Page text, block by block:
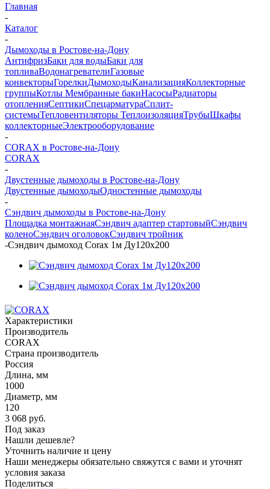
Главная
-
Каталог
-
Дымоходы в Ростове-на-Дону
АнтифризБаки для водыБаки для
топливаВодонагревателиГазовые
конвекторыГорелкиДымоходыКанализацияКоллекторные
группыКотлы Мембранные бакиНасосыРадиаторы
отопленияСептикиСпецарматураСплит-
системыТепловентиляторы ТеплоизоляцияТрубыШкафы
коллекторныеЭлектрооборудование
-
CORAX в Ростове-на-Дону
CORAX
-
Двустенные дымоходы в Ростове-на-Дону
Двустенные дымоходыОдностенные дымоходы
-
Сэндвич дымоходы в Ростове-на-Дону
Площадка монтажнаяСэндвич адаптер стартовыйСэндвич
коленоСэндвич оголовокСэндвич тройник
-Сэндвич дымоход Corax 1м Ду120х200
Характеристики
Производитель
CORAX
Страна производитель
Россия
Длина, мм
1000
Диаметр, мм
120
3 068 руб.
Под заказ
Нашли дешевле?
Уточнить наличие и цену
Наши менеджеры обязательно свяжутся с вами и уточнят
условия заказа
Поделиться